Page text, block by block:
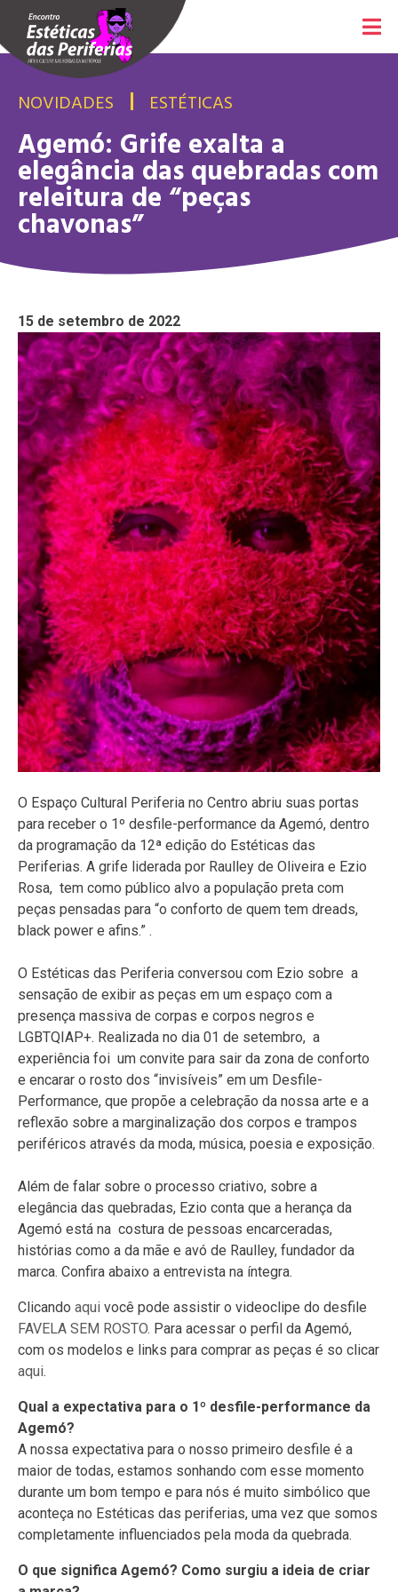
NOVIDADES ESTÉTICAS
Agemó: Grife exalta a
elegância das quebradas com
releitura de “peças
chavonas”
15 de setembro de 2022
O Espaço Cultural Periferia no Centro abriu suas portas
para receber o 1º desfile-performance da Agemó, dentro
da programação da 12ª edição do Estéticas das
Periferias. A grife liderada por Raulley de Oliveira e Ezio
Rosa, tem como público alvo a população preta com
peças pensadas para “o conforto de quem tem dreads,
black power e afins.” .
O Estéticas das Periferia conversou com Ezio sobre a
sensação de exibir as peças em um espaço com a
presença massiva de corpas e corpos negros e
LGBTQIAP+. Realizada no dia 01 de setembro, a
experiência foi um convite para sair da zona de conforto
e encarar o rosto dos “invisíveis” em um Desfile-
Performance, que propõe a celebração da nossa arte e a
reflexão sobre a marginalização dos corpos e trampos
periféricos através da moda, música, poesia e exposição.
Além de falar sobre o processo criativo, sobre a
elegância das quebradas, Ezio conta que a herança da
Agemó está na costura de pessoas encarceradas,
histórias como a da mãe e avó de Raulley, fundador da
marca. Confira abaixo a entrevista na íntegra.
Clicando aqui você pode assistir o videoclipe do desfile
FAVELA SEM ROSTO. Para acessar o perfil da Agemó,
com os modelos e links para comprar as peças é so clicar
aqui.
Qual a expectativa para o 1º desfile-performance da
Agemó?
A nossa expectativa para o nosso primeiro desfile é a
maior de todas, estamos sonhando com esse momento
durante um bom tempo e para nós é muito simbólico que
aconteça no Estéticas das periferias, uma vez que somos
completamente influenciados pela moda da quebrada.
O que significa Agemó? Como surgiu a ideia de criar